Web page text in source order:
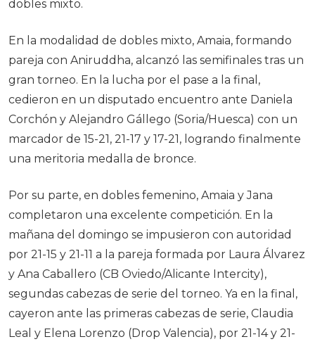
dobles mixto.
En la modalidad de dobles mixto, Amaia, formando
pareja con Aniruddha, alcanzó las semifinales tras un
gran torneo. En la lucha por el pase a la final,
cedieron en un disputado encuentro ante Daniela
Corchón y Alejandro Gállego (Soria/Huesca) con un
marcador de 15-21, 21-17 y 17-21, logrando finalmente
una meritoria medalla de bronce.
Por su parte, en dobles femenino, Amaia y Jana
completaron una excelente competición. En la
mañana del domingo se impusieron con autoridad
por 21-15 y 21-11 a la pareja formada por Laura Álvarez
y Ana Caballero (CB Oviedo/Alicante Intercity),
segundas cabezas de serie del torneo. Ya en la final,
cayeron ante las primeras cabezas de serie, Claudia
Leal y Elena Lorenzo (Drop Valencia), por 21-14 y 21-